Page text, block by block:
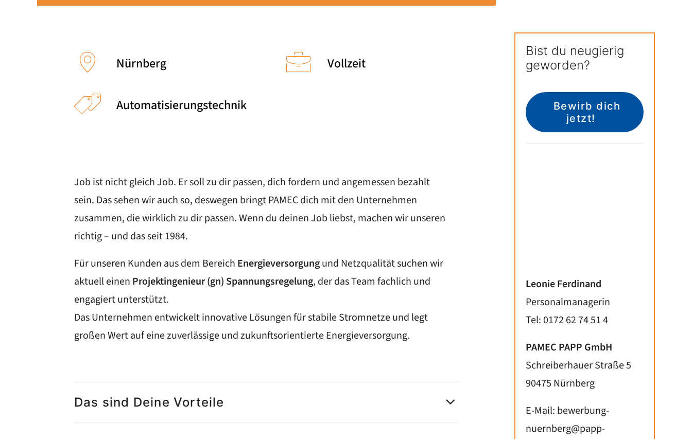
Nürnberg
Automatisierungstechnik
Vollzeit
Job ist nicht gleich Job. Er soll zu dir passen, dich fordern und angemessen bezahlt
sein. Das sehen wir auch so, deswegen bringt PAMEC dich mit den Unternehmen
zusammen, die wirklich zu dir passen. Wenn du deinen Job liebst, machen wir unseren
richtig – und das seit 1984.
Für unseren Kunden aus dem Bereich Energieversorgungund Netzqualität suchen wir
aktuell einen Projektingenieur (gn) Spannungsregelung, der das Team fachlich und
engagiert unterstützt.
Das Unternehmen entwickelt innovative Lösungen für stabile Stromnetze und legt
großen Wert auf eine zuverlässige und zukunftsorientierte Energieversorgung.
Das sind Deine Vorteile
Bist du neugierig
geworden?
Bewirb dich
jetzt!
Leonie Ferdinand
Personalmanagerin
Tel: 0172 62 74 51 4
PAMEC PAPP GmbH
Schreiberhauer Straße 5
90475 Nürnberg
E-Mail: bewerbung-
nuernberg@papp-